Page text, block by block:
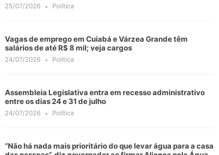
25/07/2026 Política
Vagas de emprego em Cuiabá e Várzea Grande têm
salários de até R$ 8 mil; veja cargos
24/07/2026 Política
Assembleia Legislativa entra em recesso administrativo
entre os dias 24 e 31 de julho
24/07/2026 Política
“Não há nada mais prioritário do que levar água para a casa